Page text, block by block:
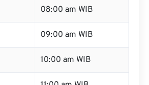
08:00 am WIB
09:00 am WIB
10:00 am WIB